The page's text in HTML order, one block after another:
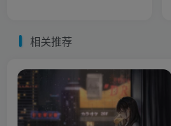
相关推荐